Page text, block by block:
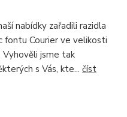
nabídky zařadili razidla
fontu Courier ve velikosti
Vyhověli jsme tak
s Vás, kte... číst